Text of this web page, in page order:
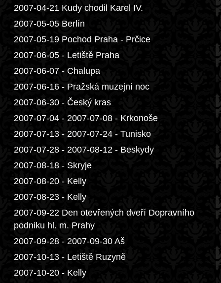
2007-04-21 Kudy chodil Karel IV.
2007-05-05 Berlín
2007-05-19 Pochod Praha - Prčice
2007-06-05 - Letiště Praha
2007-06-07 - Chalupa
2007-06-16 - Pražská muzejní noc
2007-06-30 - Český kras
2007-07-04 - 2007-07-08 - Krkonoše
2007-07-13 - 2007-07-24 - Tunisko
2007-07-28 - 2007-08-12 - Beskydy
2007-08-18 - Skryje
2007-08-20 - Kelly
2007-08-23 - Kelly
2007-09-22 Den otevřených dveří Dopravního
podniku hl. m. Prahy
2007-09-28 - 2007-09-30 Aš
2007-10-13 - Letiště Ruzyně
2007-10-20 - Kelly